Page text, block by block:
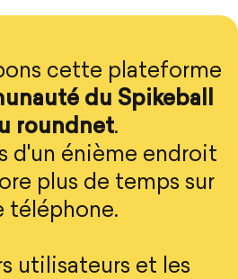
cette plateforme
du Spikeball
roundnet.
d'un énième endroit
plus de temps sur
téléphone.
utilisateurs et les